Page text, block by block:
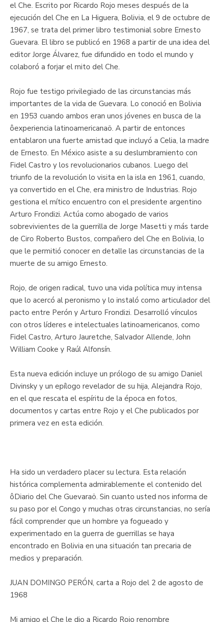
el Che. Escrito por Ricardo Rojo meses después de la
ejecución del Che en La Higuera, Bolivia, el 9 de octubre de
1967, se trata del primer libro testimonial sobre Ernesto
Guevara. El libro se publicó en 1968 a partir de una idea del
editor Jorge Álvarez, fue difundido en todo el mundo y
colaboró a forjar el mito del Che.
Rojo fue testigo privilegiado de las circunstancias más
importantes de la vida de Guevara. Lo conoció en Bolivia
en 1953 cuando ambos eran unos jóvenes en busca de la
ôexperiencia latinoamericanaö. A partir de entonces
entablaron una fuerte amistad que incluyó a Celia, la madre
de Ernesto. En México asiste a su deslumbramiento con
Fidel Castro y los revolucionarios cubanos. Luego del
triunfo de la revolución lo visita en la isla en 1961, cuando,
ya convertido en el Che, era ministro de Industrias. Rojo
gestiona el mítico encuentro con el presidente argentino
Arturo Frondizi. Actúa como abogado de varios
sobrevivientes de la guerrilla de Jorge Masetti y más tarde
de Ciro Roberto Bustos, compañero del Che en Bolivia, lo
que le permitió conocer en detalle las circunstancias de la
muerte de su amigo Ernesto.
Rojo, de origen radical, tuvo una vida política muy intensa
que lo acercó al peronismo y lo instaló como articulador del
pacto entre Perón y Arturo Frondizi. Desarrolló vínculos
con otros líderes e intelectuales latinoamericanos, como
Fidel Castro, Arturo Jauretche, Salvador Allende, John
William Cooke y Raúl Alfonsín.
Esta nueva edición incluye un prólogo de su amigo Daniel
Divinsky y un epílogo revelador de su hija, Alejandra Rojo,
en el que rescata el espíritu de la época en fotos,
documentos y cartas entre Rojo y el Che publicados por
primera vez en esta edición.
Ha sido un verdadero placer su lectura. Esta relación
histórica complementa admirablemente el contenido del
ôDiario del Che Guevaraö. Sin cuanto usted nos informa de
su paso por el Congo y muchas otras circunstancias, no sería
fácil comprender que un hombre ya fogueado y
experimentado en la guerra de guerrillas se haya
encontrado en Bolivia en una situación tan precaria de
medios y preparación.
JUAN DOMINGO PERÓN, carta a Rojo del 2 de agosto de
1968
Mi amigo el Che le dio a Ricardo Rojo renombre